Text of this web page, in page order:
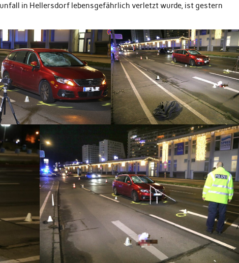
in Hellersdorf lebensgefährlich verletzt wurde, ist gestern